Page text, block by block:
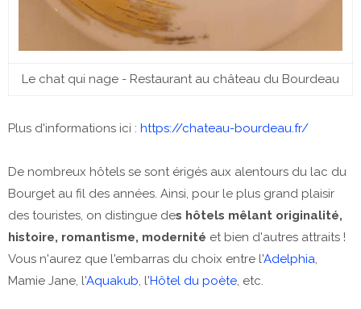
Le chat qui nage - Restaurant au château du Bourdeau
Plus d'informations ici : https://chateau-bourdeau.fr/
De nombreux hôtels se sont érigés aux alentours du lac du
Bourget au fil des années. Ainsi, pour le plus grand plaisir
des touristes, on distingue des hôtels mêlant originalité,
histoire, romantisme, modernité et bien d'autres attraits !
Vous n'aurez que l'embarras du choix entre l'Adelphia
Mamie Jane, l'Aquakub , l'Hôtel du poète , etc.